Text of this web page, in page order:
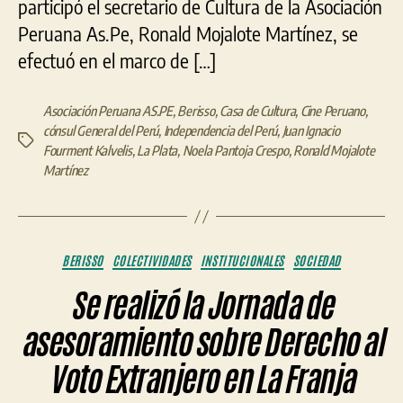
participó el secretario de Cultura de la Asociación
Peruana As.Pe, Ronald Mojalote Martínez, se
efectuó en el marco de […]
Etiquetas
Asociación Peruana AS.PE,Berisso,Casa de Cultura, Cine Peruano,
cónsul General del Perú, Independencia del Perú, Juan Ignacio
Fourment Kalvelis,La Plata, Noela Pantoja Crespo,Ronald Mojalote
Martínez
Categorías
BERISSO COLECTIVIDADES INSTITUCIONALES SOCIEDAD
Se realizó la Jornada de
asesoramiento sobre Derecho al
Voto Extranjero en La Franja